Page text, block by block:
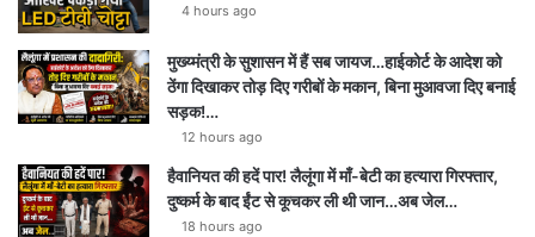
4 hours ago
मुख्य्मंत्री के सुशासन में हैं सब जायज…हाईकोर्ट के आदेश को
ठेंगा दिखाकर तोड़ दिए गरीबों के मकान, बिना मुआवजा दिए बनाई
सड़क!…
12 hours ago
हैवानियत की हदें पार! लैलूंगा में माँ-बेटी का हत्यारा गिरफ्तार,
दुष्कर्म के बाद ईंट से कूचकर ली थी जान…अब जेल…
18 hours ago